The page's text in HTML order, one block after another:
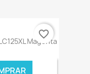
€ ONLINE
Magenta
favorite_border